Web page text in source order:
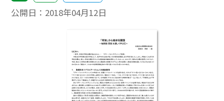
公開日： 2018年04月12日